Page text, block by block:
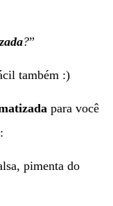
?”
também :)
para você
pimenta do